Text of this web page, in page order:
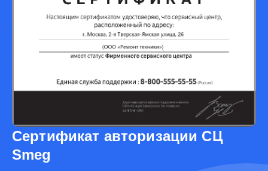
Сертификат авторизации СЦ
Smeg